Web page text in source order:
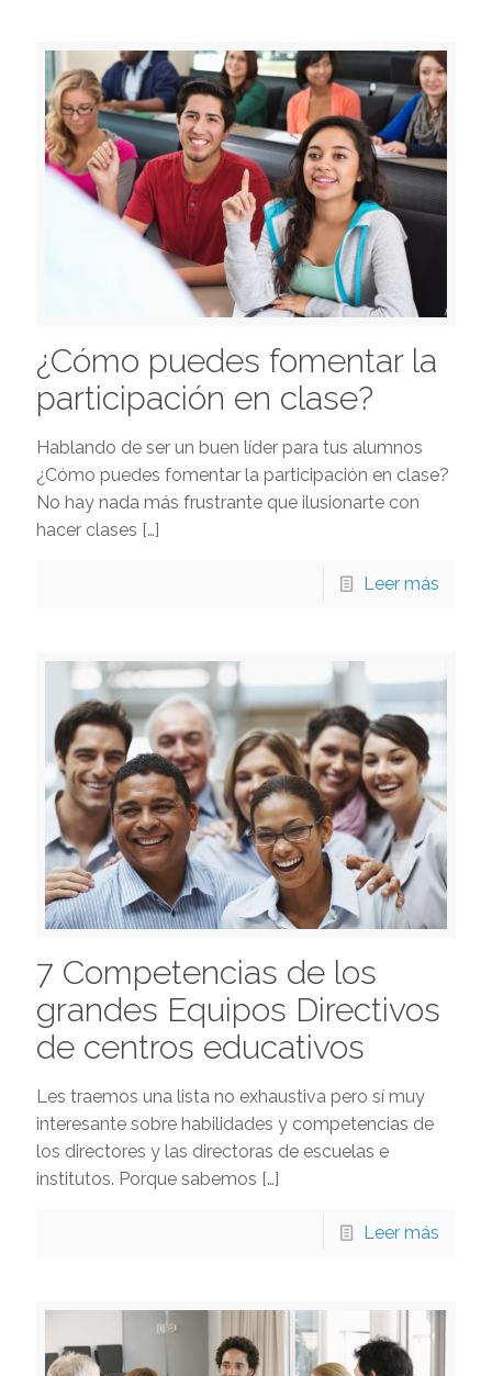
¿Cómo puedes fomentar la
participación en clase?
Hablando de ser un buen líder para tus alumnos
¿Cómo puedes fomentar la participación en clase?
No hay nada más frustrante que ilusionarte con
hacer clases […]
Leer más
7 Competencias de los
grandes Equipos Directivos
de centros educativos
Les traemos una lista no exhaustiva pero sí muy
interesante sobre habilidades y competencias de
los directores y las directoras de escuelas e
institutos. Porque sabemos […]
Leer más